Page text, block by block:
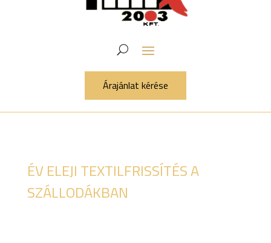
Árajánlat kérése
ÉV ELEJI TEXTILFRISSÍTÉS A
SZÁLLODÁKBAN